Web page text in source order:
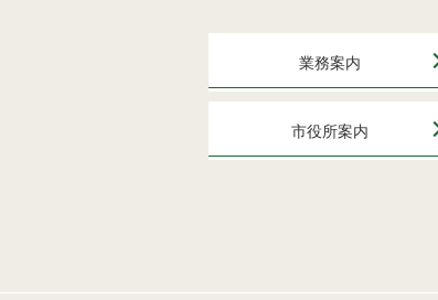
業務案内
市役所案内